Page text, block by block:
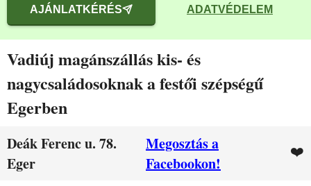
AJÁNLATKÉRÉS ADATVÉDELEM
Vadiúj magánszállás kis- és
nagycsaládosoknak a festői szépségű
Egerben
Deák Ferenc u. 78.
Eger
Megosztás a
Facebookon!
❤️